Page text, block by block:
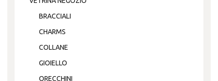
BRACCIALI
CHARMS
COLLANE
GIOIELLO
ORECCHINI